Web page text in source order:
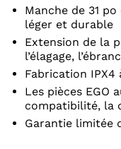
Manche de 31
léger et durable
Extension de la
l’élagage,
Fabrication IPX4
Les pièces EGO
compatibilité, la
Garantie limitée